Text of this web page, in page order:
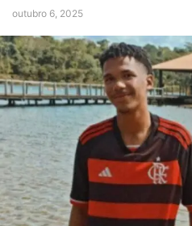
outubro 6, 2025